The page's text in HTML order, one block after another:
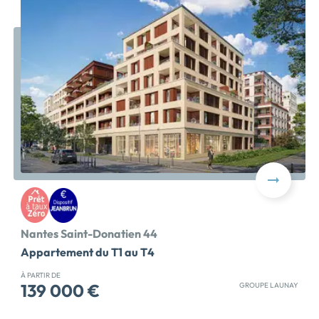
rooftop, prolongé par une vaste terrasse et offrant des
prestations haut de gamme. - Une maison de plain-
pied, en fond de parcelle, avec jardin privatif et
pergola, un bien rare offrant l'intimité d'une maison en
plein cœur de ville. Une […] Voir le programme
immobilier neuf >>
Nantes Saint-Donatien 44
Appartement du T1 au T4
À PARTIR DE
139 000 € GROUPE LAUNAY